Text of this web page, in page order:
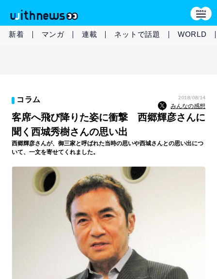
新着 マンガ 連載 ネットで話題 WORLD
コラム 2018/08/14
みんなの感想
客席へ飛び降りた姿に衝撃 西郷輝彦さんに
聞く西城秀樹さんの思い出
西郷輝彦さんが、御三家と呼ばれた当時の思いや西城さんとの思い出につ
いて、一文を寄せてくれました。